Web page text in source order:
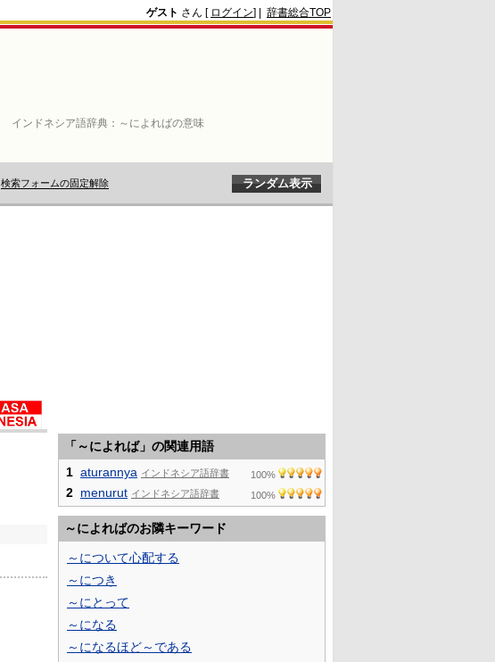
インドネシア語辞典： ～によればの意味
ゲスト さん [ ログイン] | 辞書総合TOP
検索フォームの固定解除
「～によれば」の関連用語
1 aturannya インドネシア語辞書 100%
2 menurut インドネシア語辞書 100%
～によればのお隣キーワード
～について心配する
～につき
～にとって
～になる
～になるほど～である